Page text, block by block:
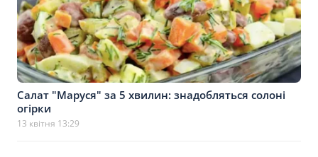
Салат "Маруся" за 5 хвилин: знадобляться солоні
огірки
13 квітня 13:29